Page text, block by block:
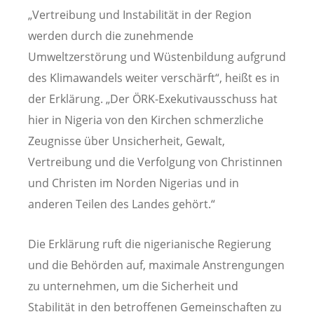
„Vertreibung und Instabilität in der Region
werden durch die zunehmende
Umweltzerstörung und Wüstenbildung aufgrund
des Klimawandels weiter verschärft“, heißt es in
der Erklärung. „Der ÖRK-Exekutivausschuss hat
hier in Nigeria von den Kirchen schmerzliche
Zeugnisse über Unsicherheit, Gewalt,
Vertreibung und die Verfolgung von Christinnen
und Christen im Norden Nigerias und in
anderen Teilen des Landes gehört.“
Die Erklärung ruft die nigerianische Regierung
und die Behörden auf, maximale Anstrengungen
zu unternehmen, um die Sicherheit und
Stabilität in den betroffenen Gemeinschaften zu